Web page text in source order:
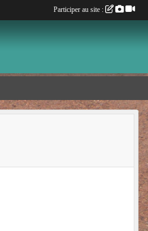
Participer au site :